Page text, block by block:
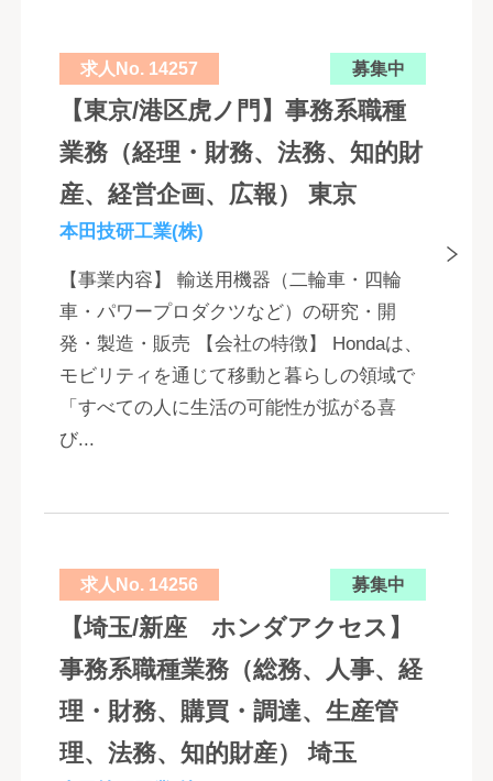
求人No. 14257 募集中
【東京/港区虎ノ門】事務系職種
業務（経理・財務、法務、知的財
産、経営企画、広報） 東京
本田技研工業(株)
【事業内容】 輸送用機器（二輪車・四輪
車・パワープロダクツなど）の研究・開
発・製造・販売 【会社の特徴】 Hondaは、
モビリティを通じて移動と暮らしの領域で
「すべての人に生活の可能性が拡がる喜
び...
求人No. 14256 募集中
【埼玉/新座 ホンダアクセス】
事務系職種業務（総務、人事、経
理・財務、購買・調達、生産管
理、法務、知的財産） 埼玉